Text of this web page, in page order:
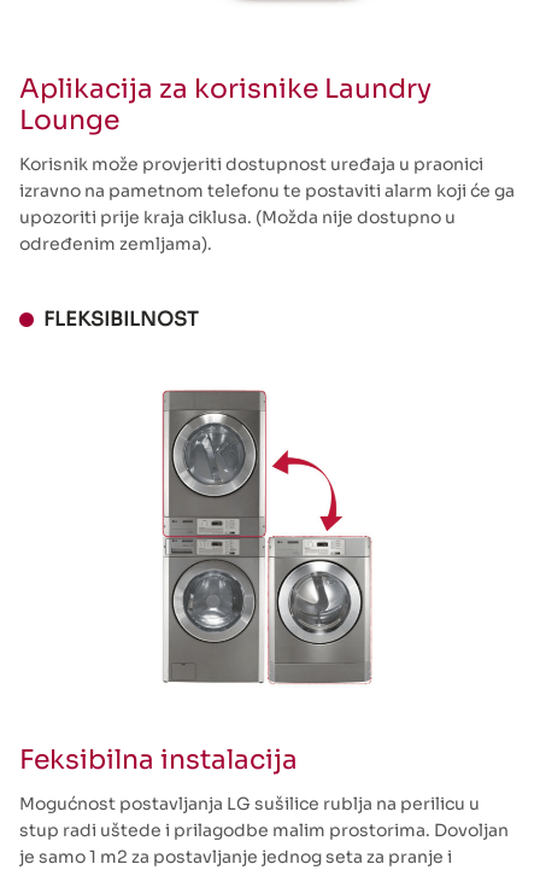
Aplikacija za korisnike Laundry
Lounge
Korisnik može provjeriti dostupnost uređaja u praonici
izravno na pametnom telefonu te postaviti alarm koji će ga
upozoriti prije kraja ciklusa. (Možda nije dostupno u
određenim zemljama).
FLEKSIBILNOST
Feksibilna instalacija
Mogućnost postavljanja LG sušilice rublja na perilicu u
stup radi uštede i prilagodbe malim prostorima. Dovoljan
je samo 1 m2 za postavljanje jednog seta za pranje i